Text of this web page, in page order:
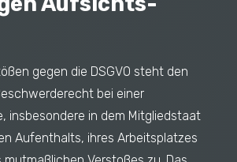
gegen die DSGVO steht den
bei einer
insbesondere in dem Mitgliedstaat
Aufenthalts, ihres Arbeitsplatzes